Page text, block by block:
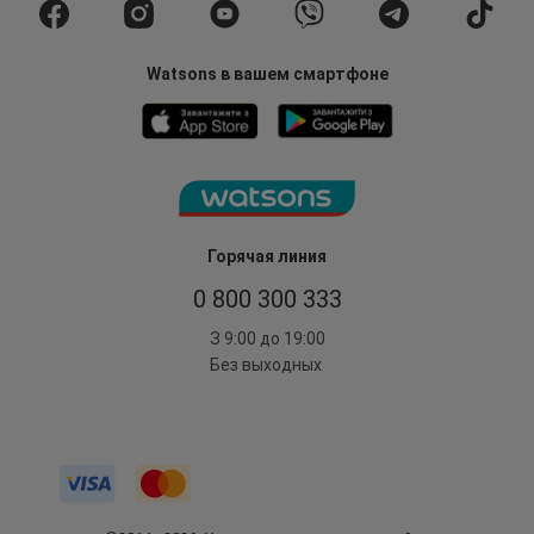
Горячая линия
0 800 300 333
З 9:00 до 19:00
Без выходных
Watsons в вашем смартфоне